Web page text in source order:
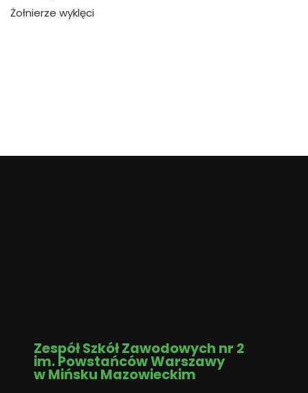
Żołnierze wyklęci
Zespół Szkół Zawodowych nr 2
im. Powstańców Warszawy
w Mińsku Mazowieckim